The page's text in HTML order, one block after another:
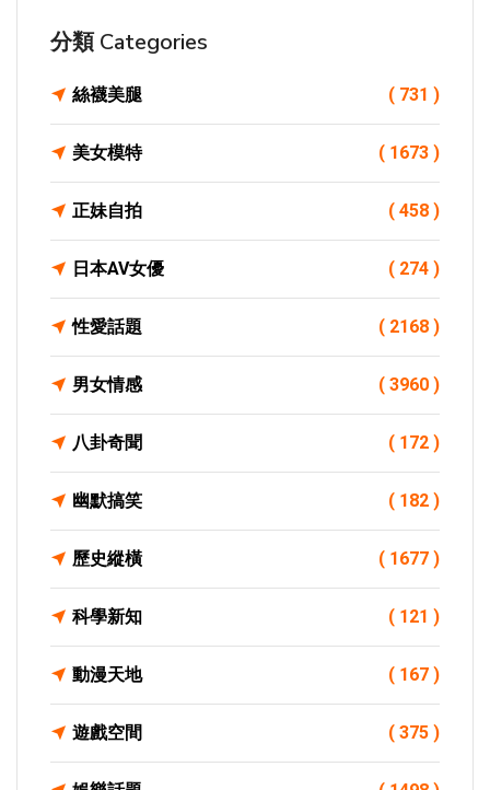
分類 Categories
絲襪美腿 ( 731 )
美女模特 ( 1673 )
正妹自拍 ( 458 )
日本AV女優 ( 274 )
性愛話題 ( 2168 )
男女情感 ( 3960 )
八卦奇聞 ( 172 )
幽默搞笑 ( 182 )
歷史縱橫 ( 1677 )
科學新知 ( 121 )
動漫天地 ( 167 )
遊戲空間 ( 375 )